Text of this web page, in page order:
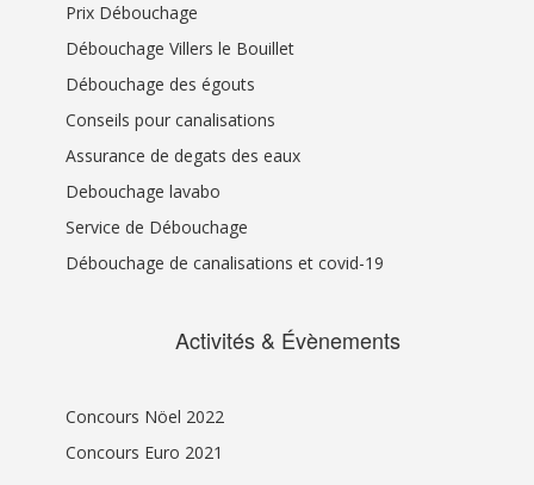
Prix Débouchage
Débouchage Villers le Bouillet
Débouchage des égouts
Conseils pour canalisations
Assurance de degats des eaux
Debouchage lavabo
Service de Débouchage
Débouchage de canalisations et covid-19
Activités & Évènements
Concours Nöel 2022
Concours Euro 2021